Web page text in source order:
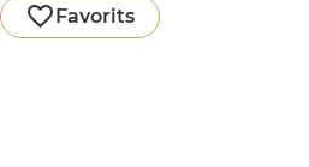
Favorits